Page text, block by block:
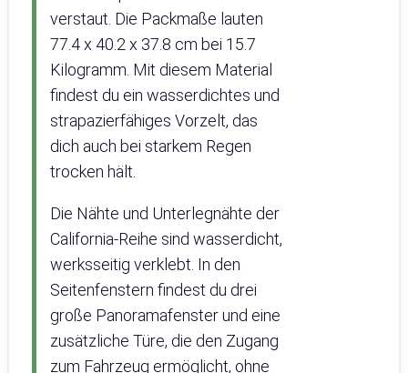
verstaut. Die Packmaße lauten
77.4 x 40.2 x 37.8 cm bei 15.7
Kilogramm. Mit diesem Material
findest du ein wasserdichtes und
strapazierfähiges Vorzelt, das
dich auch bei starkem Regen
trocken hält.
Die Nähte und Unterlegnähte der
California-Reihe sind wasserdicht,
werksseitig verklebt. In den
Seitenfenstern findest du drei
große Panoramafenster und eine
zusätzliche Türe, die den Zugang
zum Fahrzeug ermöglicht, ohne